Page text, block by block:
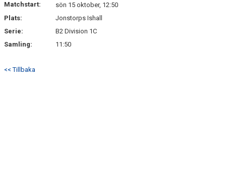
BLI MEDLEM
Matchstart:
sön 15 oktober, 12:50
Plats:
Jonstorps Ishall
Serie:
B2 Division 1C
Samling:
11:50
<< Tillbaka